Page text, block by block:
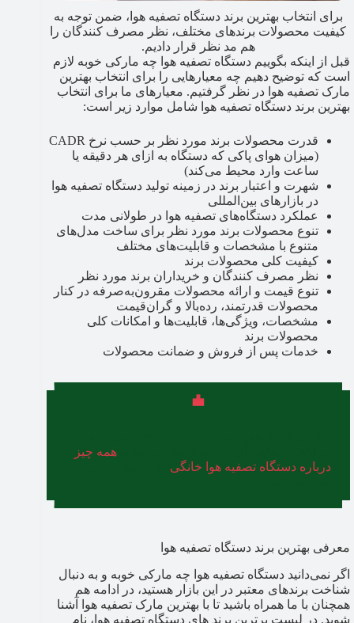
برای انتخاب بهترین برند دستگاه تصفیه هوا، ضمن توجه به
کیفیت محصولات برندهای مختلف، نظر مصرف کنندگان را
هم مد نظر قرار دادیم.
قبل از اینکه بگوییم دستگاه تصفیه هوا چه مارکی خوبه لازم
است که توضیح دهیم چه معیارهایی را برای انتخاب بهترین
مارک تصفیه هوا در نظر گرفتیم. معیارهای ما برای انتخاب
بهترین برند دستگاه تصفیه هوا شامل موارد زیر است:
قدرت محصولات برند مورد نظر بر حسب نرخ CADR
(میزان هوای پاکی که دستگاه به ازای هر دقیقه یا
ساعت وارد محیط می‌کند)
شهرت و اعتبار برند در زمینه تولید دستگاه تصفیه هوا
در بازارهای بین‌المللی
عملکرد دستگاه‌های تصفیه هوا در طولانی مدت
تنوع محصولات برند مورد نظر برای ساخت مدل‌های
متنوع با مشخصات و قابلیت‌های مختلف
کیفیت کلی محصولات برند
نظر مصرف کنندگان و خریداران برند مورد نظر
تنوع قیمت و ارائه محصولات مقرون‌به‌صرفه در کنار
محصولات قدرتمند، رده‌بالا و گران‌قیمت
مشخصات، ویژگی‌ها، قابلیت‌ها و امکانات کلی
محصولات برند
خدمات پس از فروش و ضمانت محصولات
همه چیز
درباره دستگاه تصفیه هوا خانگی
معرفی بهترین برند دستگاه تصفیه هوا
اگر نمی‌دانید دستگاه تصفیه هوا چه مارکی خوبه و به دنبال
شناخت برندهای معتبر در این بازار هستید، در ادامه هم
همچنان با ما همراه باشید تا با بهترین مارک تصفیه هوا آشنا
شوید. در لیست برترین برند های دستگاه تصفیه هوا، نام